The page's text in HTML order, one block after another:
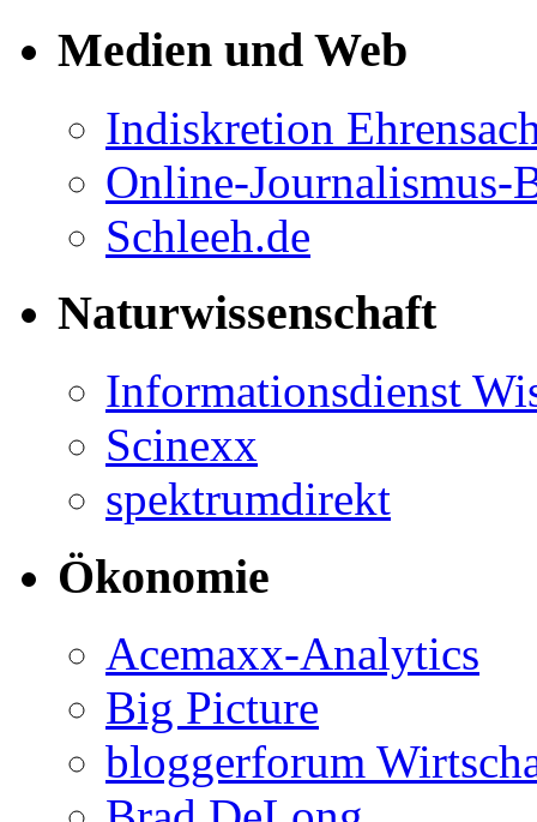
Medien und Web
Indiskretion
Online-Journalismus-
Schleeh.de
Naturwissenschaft
Informationsdienst
Scinexx
spektrumdirekt
Ökonomie
Acemaxx-Analytics
Big Picture
bloggerforum